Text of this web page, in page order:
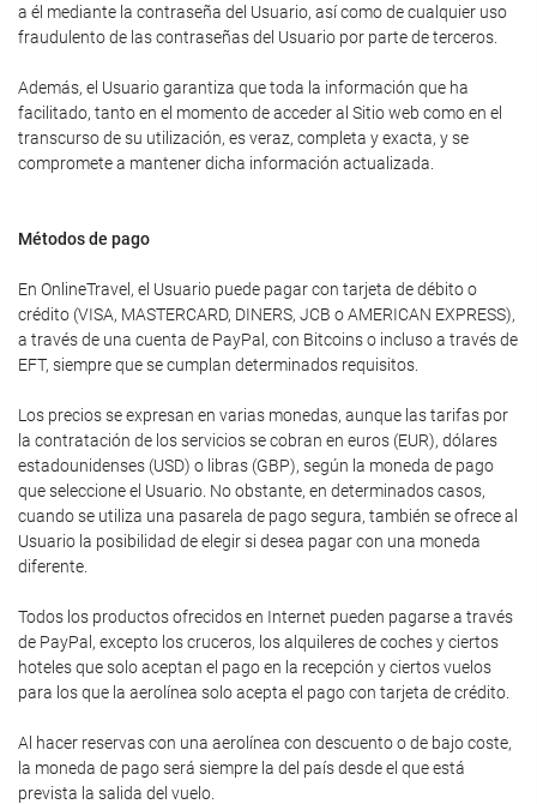
a él mediante la contraseña del Usuario, así como de cualquier uso
fraudulento de las contraseñas del Usuario por parte de terceros.
Además, el Usuario garantiza que toda la información que ha
facilitado, tanto en el momento de acceder al Sitio web como en el
transcurso de su utilización, es veraz, completa y exacta, y se
compromete a mantener dicha información actualizada.
Métodos de pago
En OnlineTravel, el Usuario puede pagar con tarjeta de débito o
crédito (VISA, MASTERCARD, DINERS, JCB o AMERICAN EXPRESS),
a través de una cuenta de PayPal, con Bitcoins o incluso a través de
EFT, siempre que se cumplan determinados requisitos.
Los precios se expresan en varias monedas, aunque las tarifas por
la contratación de los servicios se cobran en euros (EUR), dólares
estadounidenses (USD) o libras (GBP), según la moneda de pago
que seleccione el Usuario. No obstante, en determinados casos,
cuando se utiliza una pasarela de pago segura, también se ofrece al
Usuario la posibilidad de elegir si desea pagar con una moneda
diferente.
Todos los productos ofrecidos en Internet pueden pagarse a través
de PayPal, excepto los cruceros, los alquileres de coches y ciertos
hoteles que solo aceptan el pago en la recepción y ciertos vuelos
para los que la aerolínea solo acepta el pago con tarjeta de crédito.
Al hacer reservas con una aerolínea con descuento o de bajo coste,
la moneda de pago será siempre la del país desde el que está
prevista la salida del vuelo.